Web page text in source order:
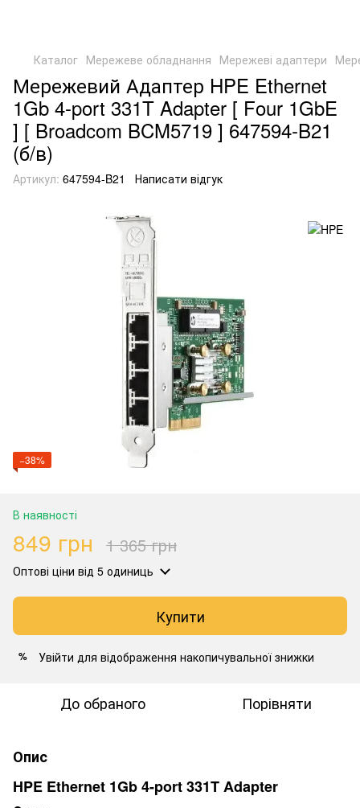
Каталог Мережеве обладнання Мережеві адаптери
Мережевий Адаптер HPE Ethernet
1Gb 4-port 331T Adapter [ Four 1GbE
] [ Broadcom BCM5719 ] 647594-B21
(б/в)
Артикул: 647594-B21 Написати відгук
−38%
В наявності
849 грн 1 365 грн
Оптові ціни від 5 одиниць
Купити
% Увійти для відображення накопичувальної знижки
До обраного Порівняти
Опис
HPE Ethernet 1Gb 4-port 331T Adapter